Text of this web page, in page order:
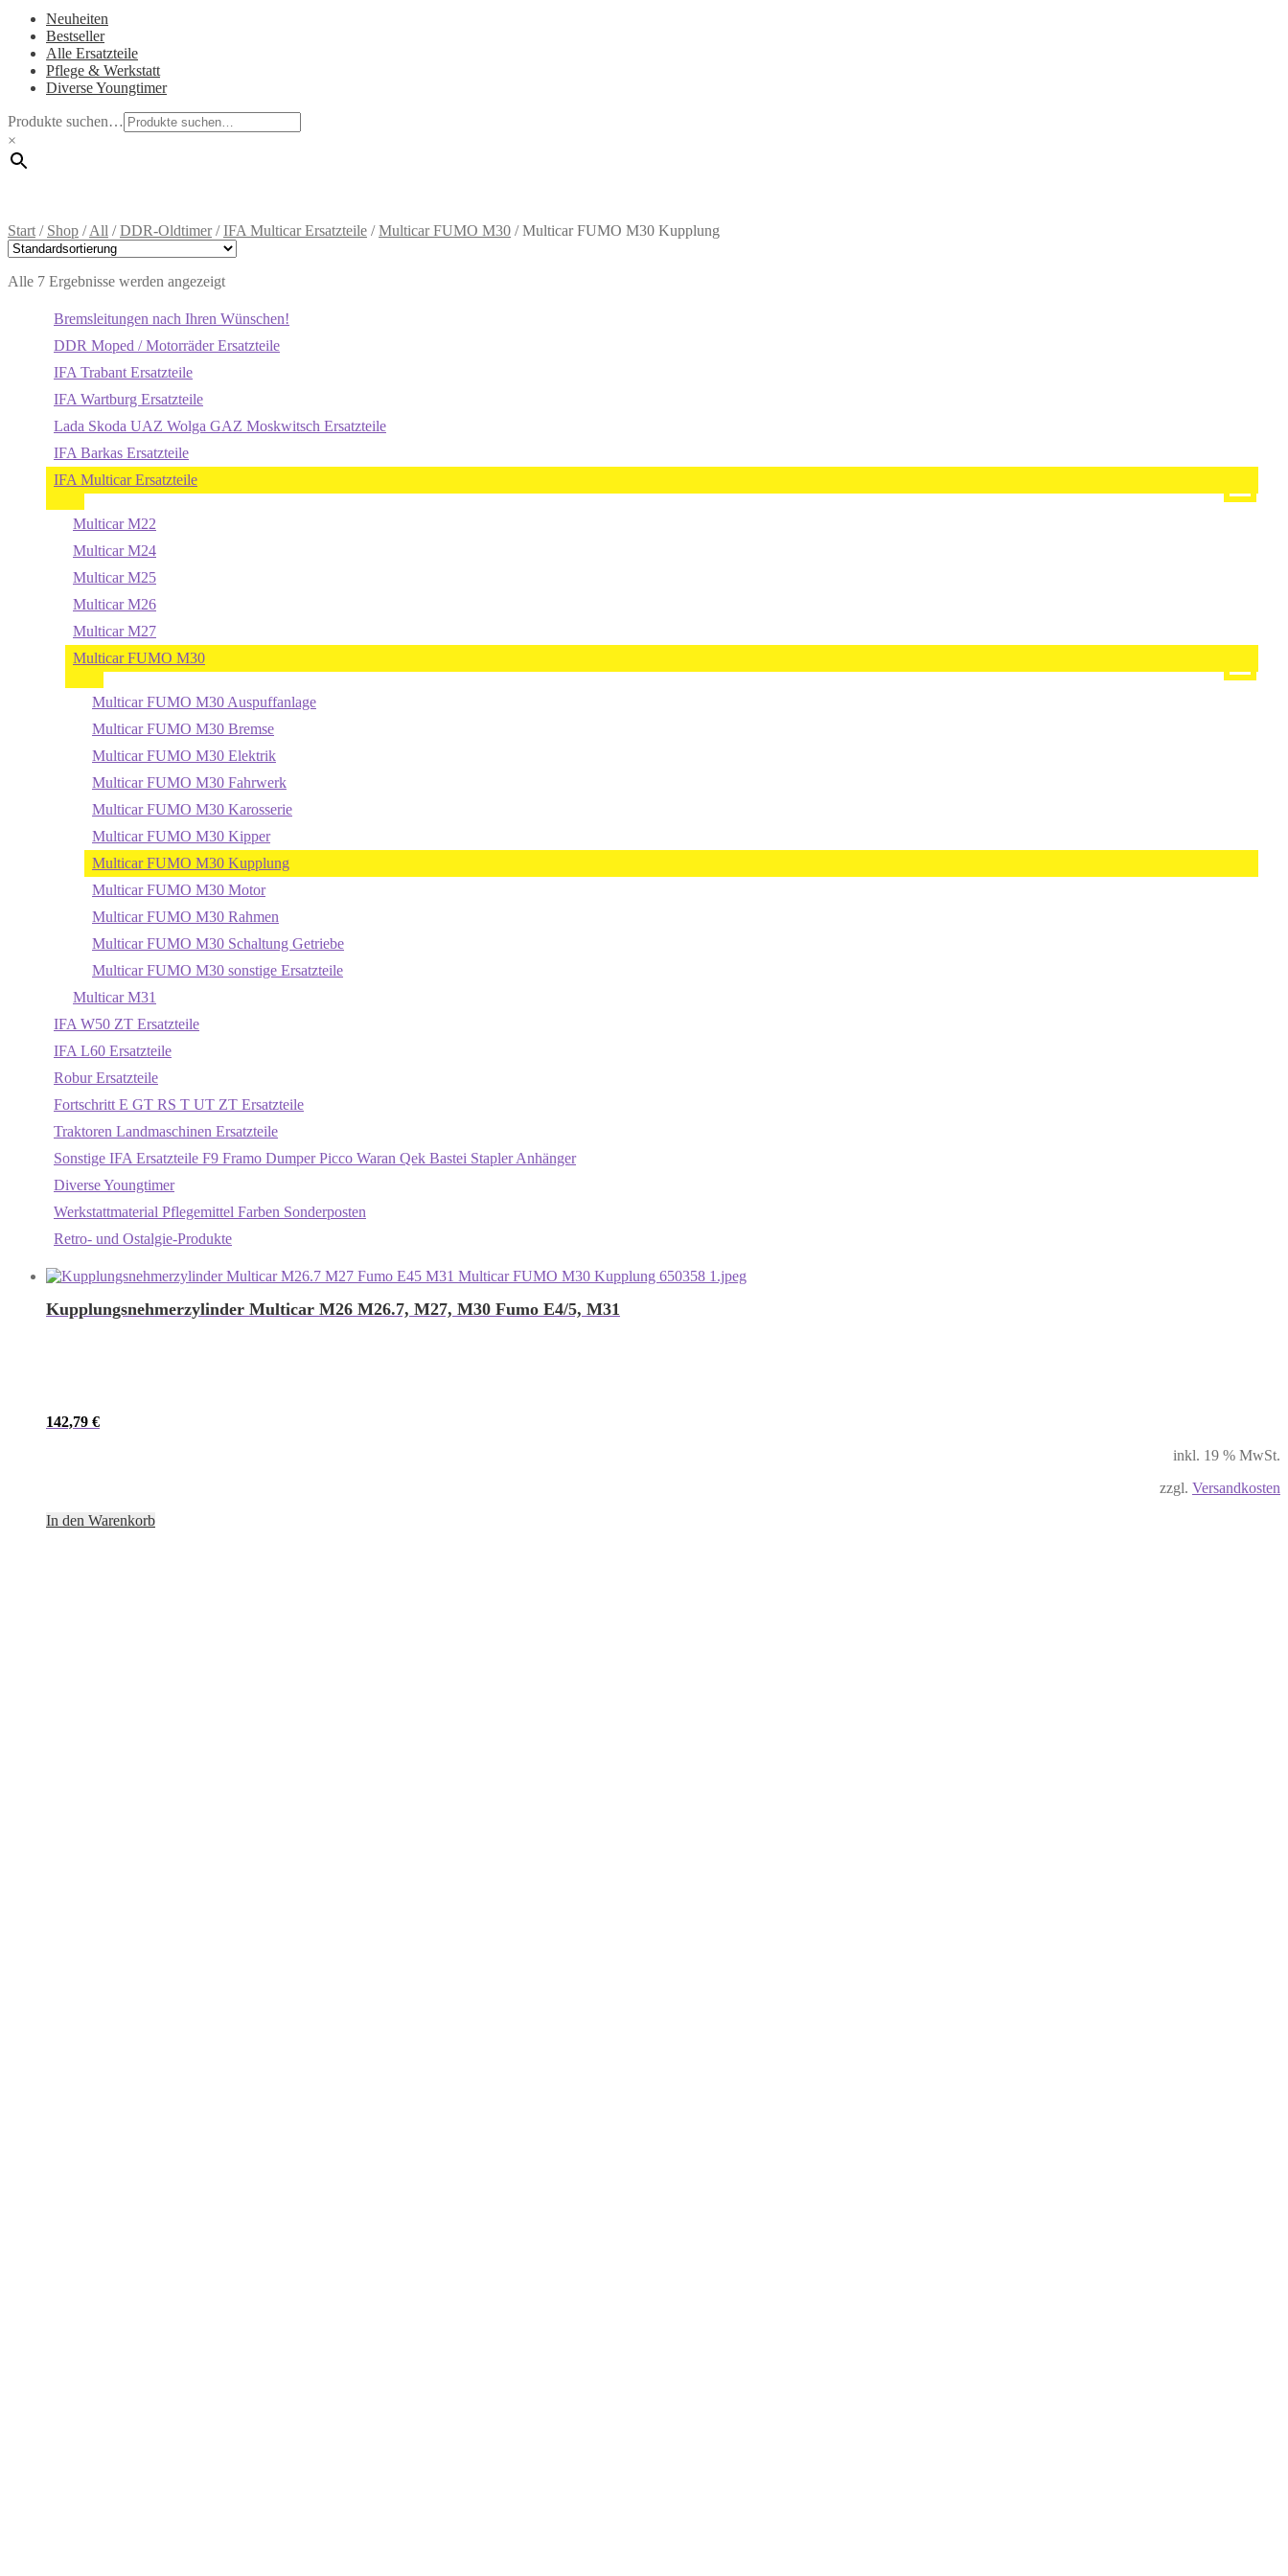
Neuheiten
Bestseller
Alle Ersatzteile
Pflege & Werkstatt
Diverse Youngtimer
Produkte suchen…
×
Start / Shop /All /DDR-Oldtimer/IFA Multicar Ersatzteile /Multicar FUMO M30 /Multicar FUMO M30 Kupplung
Alle 7 Ergebnisse werden angezeigt
Bremsleitungen nach Ihren Wünschen!
DDR Moped / Motorräder Ersatzteile
IFA Trabant Ersatzteile
IFA Wartburg Ersatzteile
Lada Skoda UAZ Wolga GAZ Moskwitsch Ersatzteile
IFA Barkas Ersatzteile
IFA Multicar Ersatzteile
Multicar M22
Multicar M24
Multicar M25
Multicar M26
Multicar M27
Multicar FUMO M30
Multicar FUMO M30 Auspuffanlage
Multicar FUMO M30 Bremse
Multicar FUMO M30 Elektrik
Multicar FUMO M30 Fahrwerk
Multicar FUMO M30 Karosserie
Multicar FUMO M30 Kipper
Multicar FUMO M30 Kupplung
Multicar FUMO M30 Motor
Multicar FUMO M30 Rahmen
Multicar FUMO M30 Schaltung Getriebe
Multicar FUMO M30 sonstige Ersatzteile
Multicar M31
IFA W50 ZT Ersatzteile
IFA L60 Ersatzteile
Robur Ersatzteile
Fortschritt E GT RS T UT ZT Ersatzteile
Traktoren Landmaschinen Ersatzteile
Sonstige IFA Ersatzteile F9 Framo Dumper Picco Waran Qek Bastei Stapler Anhänger
Diverse Youngtimer
Werkstattmaterial Pflegemittel Farben Sonderposten
Retro- und Ostalgie-Produkte
Kupplungsnehmerzylinder Multicar M26 M26.7, M27, M30 Fumo E4/5, M31
142,79 €
inkl. 19 % MwSt.
zzgl. Versandkosten
In den Warenkorb